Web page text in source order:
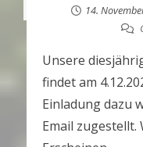
14.
Unsere
findet am
Einladung dazu
Email